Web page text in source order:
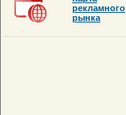
рекламного
рынка